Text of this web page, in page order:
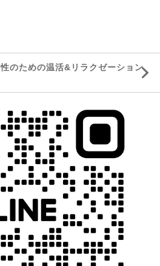
のための温活&リラクゼーション